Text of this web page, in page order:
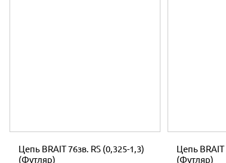
Цепь BRAIT 76зв. RS (0,325-1,3)
(Футляр)
Цепь BRAIT
(Футляр)